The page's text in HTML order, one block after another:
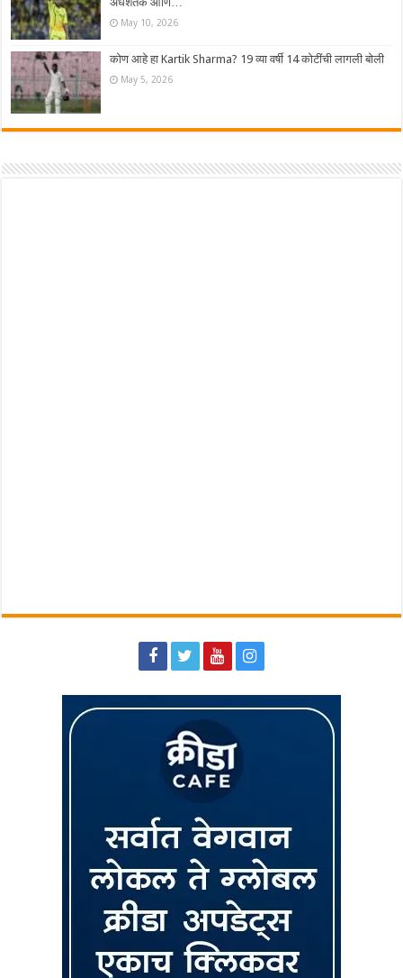
May 10, 2026
कोण आहे हा Kartik Sharma? 19 व्या वर्षी 14 कोटींची लागली बोली
May 5, 2026